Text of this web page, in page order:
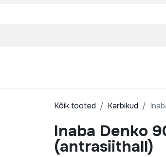
Kõik tooted Karbikud
Inaba Denko
(antrasiithall)